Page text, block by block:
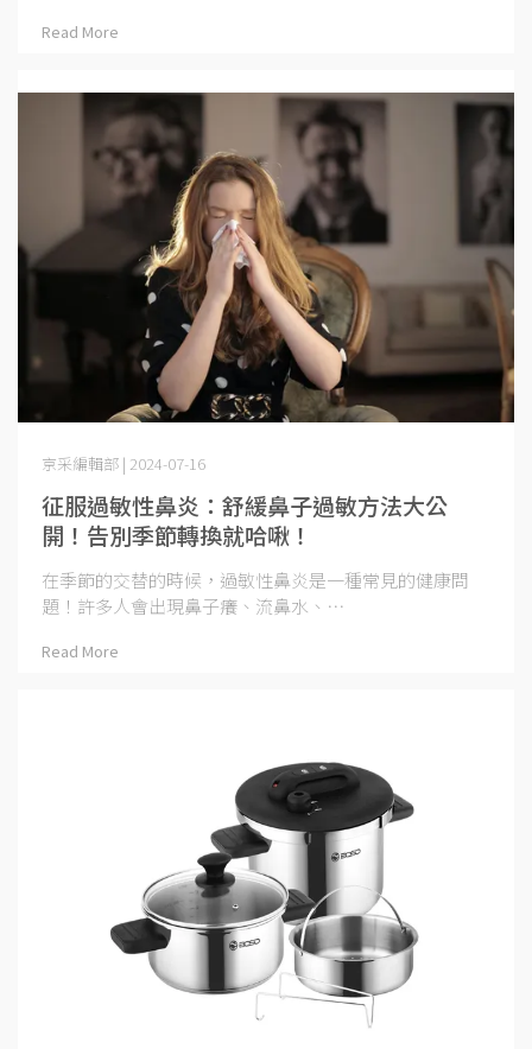
Read More
征服過敏性鼻炎：舒緩鼻子過敏方法大公
開！告別季節轉換就哈啾！
京采編輯部 | 2024-07-16
在季節的交替的時候，過敏性鼻炎是一種常見的健康問
題！許多人會出現鼻子癢、流鼻水、⋯
Read More